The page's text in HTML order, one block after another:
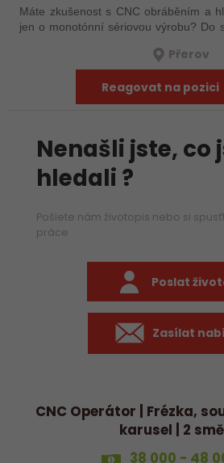
Máte zkušenost s CNC obráběním a
jen o monotónní sériovou výrobu? Do strojírenské společnosti
Přerov
Reagovat na pozici
Nenašli jste, co
hledali ?
Pošlete nám životopis nebo si
práce
Poslat
Zasílat
CNC Operátor | Frézka,
karusel | 2
38 000 - 48